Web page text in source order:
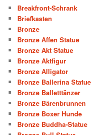
Breakfront-Schrank
Briefkasten
Bronze
Bronze Affen Statue
Bronze Akt Statue
Bronze Aktfigur
Bronze Alligator
Bronze Ballerina Statue
Bronze Balletttänzer
Bronze Bärenbrunnen
Bronze Boxer Hunde
Bronze Buddha-Statue